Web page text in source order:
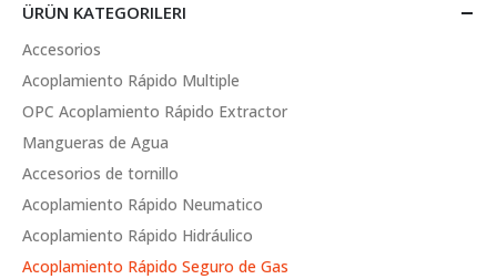
ÜRÜN KATEGORILERI
Accesorios
Acoplamiento Rápido Multiple
OPC Acoplamiento Rápido Extractor
Mangueras de Agua
Accesorios de tornillo
Acoplamiento Rápido Neumatico
Acoplamiento Rápido Hidráulico
Acoplamiento Rápido Seguro de Gas